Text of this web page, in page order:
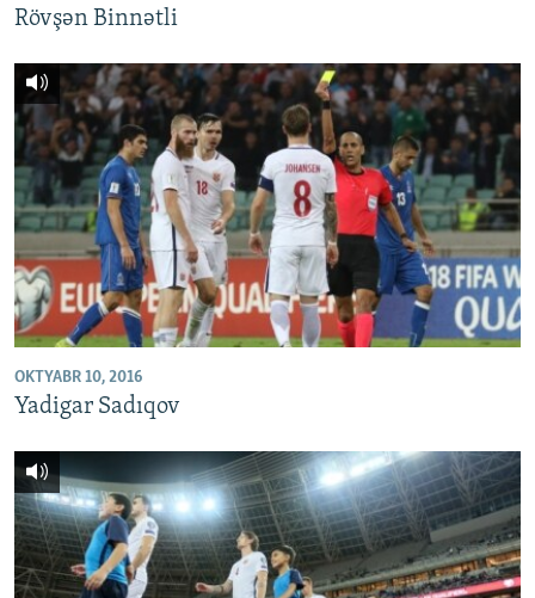
Rövşən Binnətli
OKTYABR 10, 2016
Yadigar Sadıqov